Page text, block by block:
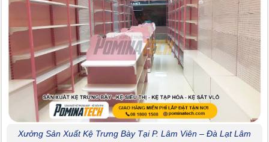
Xưởng Sản Xuất Kệ Trưng Bày Tại P. Lâm Viên – Đà Lạt Lâm